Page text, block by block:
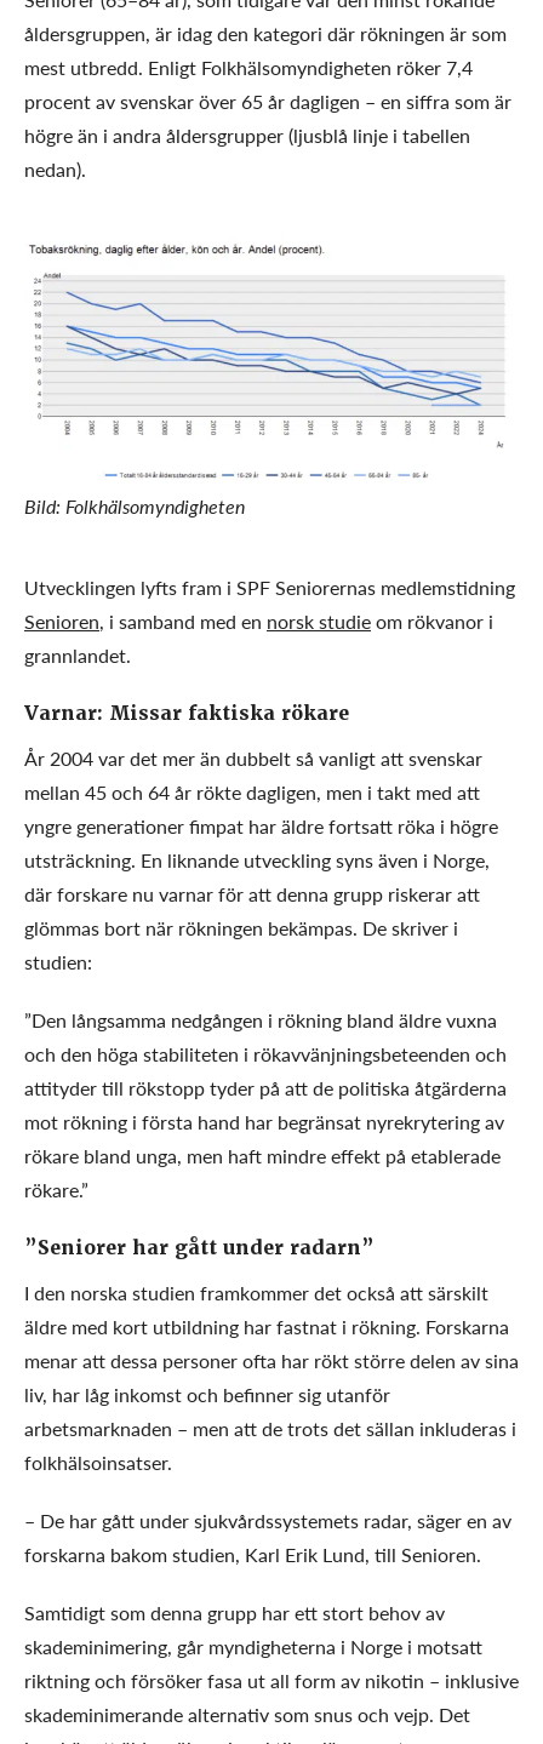
åldersgruppen, är idag den kategori där rökningen är som
mest utbredd. Enligt Folkhälsomyndigheten röker 7,4
procent av svenskar över 65 år dagligen – en siffra som är
högre än i andra åldersgrupper (ljusblå linje i tabellen
nedan).
Bild: Folkhälsomyndigheten
Utvecklingen lyfts fram i SPF Seniorernas medlemstidning
Senioren, i samband med en norsk studieom rökvanor i
grannlandet.
Varnar: Missar faktiska rökare
År 2004 var det mer än dubbelt så vanligt att svenskar
mellan 45 och 64 år rökte dagligen, men i takt med att
yngre generationer fimpat har äldre fortsatt röka i högre
utsträckning. En liknande utveckling syns även i Norge,
där forskare nu varnar för att denna grupp riskerar att
glömmas bort när rökningen bekämpas. De skriver i
studien:
”Den långsamma nedgången i rökning bland äldre vuxna
och den höga stabiliteten i rökavvänjningsbeteenden och
attityder till rökstopp tyder på att de politiska åtgärderna
mot rökning i första hand har begränsat nyrekrytering av
rökare bland unga, men haft mindre effekt på etablerade
rökare.”
”Seniorer har gått under radarn”
I den norska studien framkommer det också att särskilt
äldre med kort utbildning har fastnat i rökning. Forskarna
menar att dessa personer ofta har rökt större delen av sina
liv, har låg inkomst och befinner sig utanför
arbetsmarknaden – men att de trots det sällan inkluderas i
folkhälsoinsatser.
– De har gått under sjukvårdssystemets radar, säger en av
forskarna bakom studien, Karl Erik Lund, till Senioren.
Samtidigt som denna grupp har ett stort behov av
skademinimering, går myndigheterna i Norge i motsatt
riktning och försöker fasa ut all form av nikotin – inklusive
skademinimerande alternativ som snus och vejp. Det